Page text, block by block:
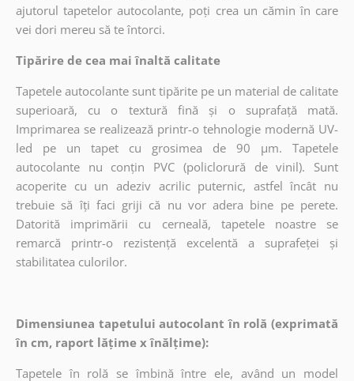
ajutorul tapetelor autocolante, poți crea un cămin în care
vei dori mereu să te întorci.
Tipărire de cea mai înaltă calitate
Tapetele autocolante sunt tipărite pe un material de calitate
superioară, cu o textură fină și o suprafață mată.
Imprimarea se realizează printr-o tehnologie modernă UV-
led pe un tapet cu grosimea de 90 µm. Tapetele
autocolante nu conțin PVC (policlorură de vinil). Sunt
acoperite cu un adeziv acrilic puternic, astfel încât nu
trebuie să îți faci griji că nu vor adera bine pe perete.
Datorită imprimării cu cerneală, tapetele noastre se
remarcă printr-o rezistență excelentă a suprafeței și
stabilitatea culorilor.
Dimensiunea tapetului autocolant în rolă (exprimată
în cm, raport lățime x înălțime):
Tapetele în rolă se îmbină între ele, având un model